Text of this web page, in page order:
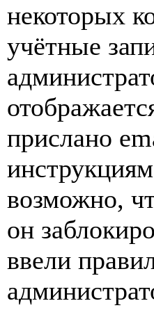
некоторых
учётные
прислано
возможно,
он
ввели